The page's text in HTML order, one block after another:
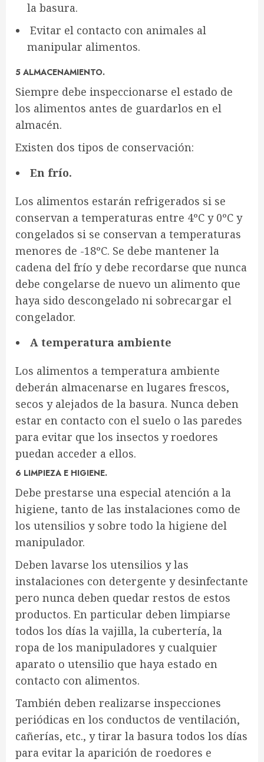
la basura.
Evitar el contacto con animales al
manipular alimentos.
5 ALMACENAMIENTO.
Siempre debe inspeccionarse el estado de
los alimentos antes de guardarlos en el
almacén.
Existen dos tipos de conservación:
En frío.
Los alimentos estarán refrigerados si se
conservan a temperaturas entre 4ºC y 0ºC y
congelados si se conservan a temperaturas
menores de -18ºC. Se debe mantener la
cadena del frío y debe recordarse que nunca
debe congelarse de nuevo un alimento que
haya sido descongelado ni sobrecargar el
congelador.
A temperatura ambiente
Los alimentos a temperatura ambiente
deberán almacenarse en lugares frescos,
secos y alejados de la basura. Nunca deben
estar en contacto con el suelo o las paredes
para evitar que los insectos y roedores
puedan acceder a ellos.
6 LIMPIEZA E HIGIENE.
Debe prestarse una especial atención a la
higiene, tanto de las instalaciones como de
los utensilios y sobre todo la higiene del
manipulador.
Deben lavarse los utensilios y las
instalaciones con detergente y desinfectante
pero nunca deben quedar restos de estos
productos. En particular deben limpiarse
todos los días la vajilla, la cubertería, la
ropa de los manipuladores y cualquier
aparato o utensilio que haya estado en
contacto con alimentos.
También deben realizarse inspecciones
periódicas en los conductos de ventilación,
cañerías, etc., y tirar la basura todos los días
para evitar la aparición de roedores e